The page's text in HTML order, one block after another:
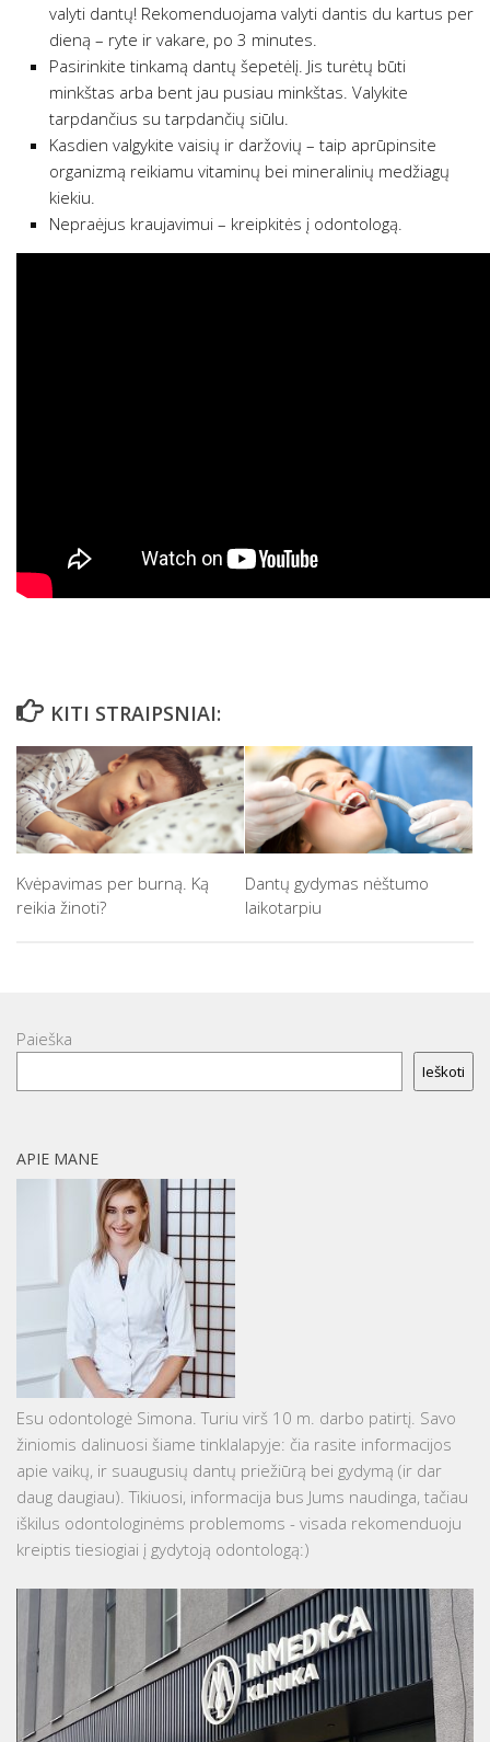
valyti dantų! Rekomenduojama valyti dantis du kartus per
dieną – ryte ir vakare, po 3 minutes.
Pasirinkite tinkamą dantų šepetėlį. Jis turėtų būti
minkštas arba bent jau pusiau minkštas. Valykite
tarpdančius su tarpdančių siūlu.
Kasdien valgykite vaisių ir daržovių – taip aprūpinsite
organizmą reikiamu vitaminų bei mineralinių medžiagų
kiekiu.
Nepraėjus kraujavimui – kreipkitės į odontologą.
KITI STRAIPSNIAI:
Kvėpavimas per burną. Ką
reikia žinoti?
Dantų gydymas nėštumo
laikotarpiu
Paieška
Ieškoti
APIE MANE
Esu odontologė Simona. Turiu virš 10 m. darbo patirtį. Savo
žiniomis dalinuosi šiame tinklalapyje: čia rasite informacijos
apie vaikų, ir suaugusių dantų priežiūrą bei gydymą (ir dar
daug daugiau). Tikiuosi, informacija bus Jums naudinga, tačiau
iškilus odontologinėms problemoms - visada rekomenduoju
kreiptis tiesiogiai į gydytoją odontologą:)